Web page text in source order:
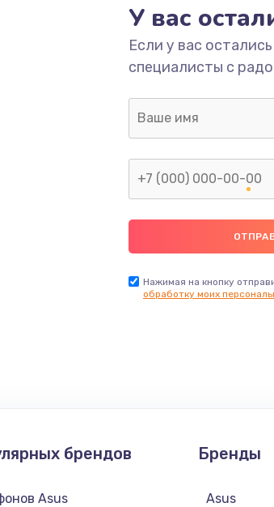
У вас
Если у вас
специалисты с
Нажимая на кнопку
обработку моих
брендов
Asus
Бренды
Asus